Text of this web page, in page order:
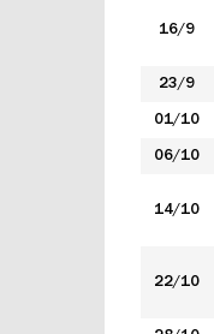
16/9
23/9
01/10
06/10
14/10
22/10